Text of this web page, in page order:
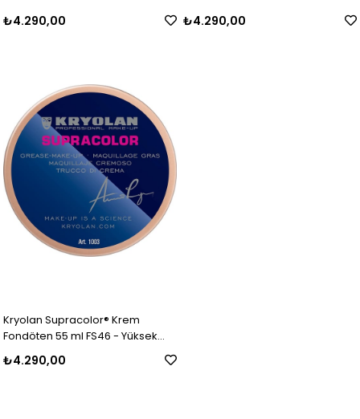
Kapatıcı Özellikli Makyaj Ürünü
₺4.290,00
Kapatıcı Özellikli Makyaj Ürünü
₺4.290,00
Kryolan Supracolor® Krem
Fondöten 55 ml FS46 - Yüksek
₺4.290,00